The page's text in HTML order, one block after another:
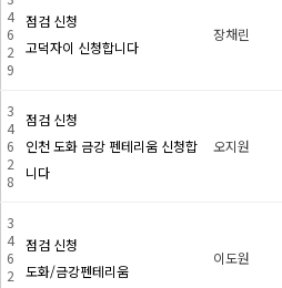
4
6
2
9
점검 신청
고덕자이 신청합니다
장채린
3
4
6
2
8
점검 신청
인천 도화 금강 펜테리움 신청합
니다
오지원
3
4
6
2
점검 신청
도화/금강펜테리움
이도원